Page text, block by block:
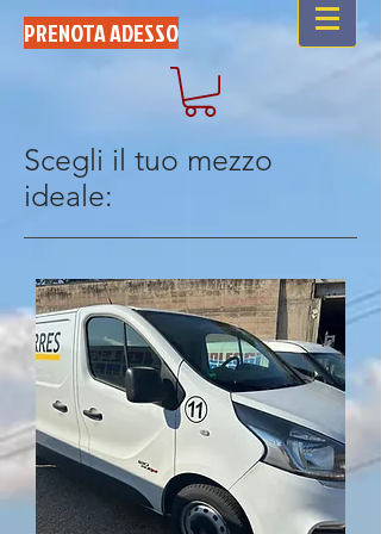
PRENOTA ADESSO
Scegli il tuo mezzo
ideale: